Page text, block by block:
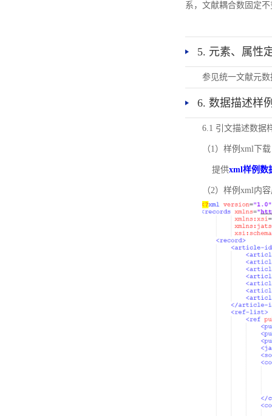
系，文献耦合数固定不
5. 元素、属性
参见统一文献元
6. 数据描述样
6.1 引文描述数据
（1）样例xml下载
提供xml样例数
（2）样例xml内